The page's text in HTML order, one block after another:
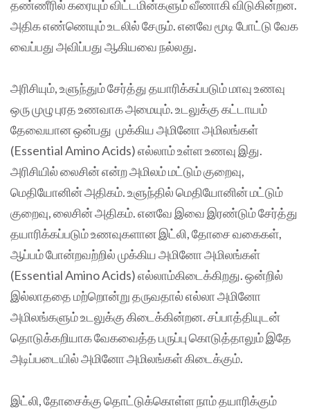
தண்ணீரில் கரையும் விட்டமின்களும் வீணாகி விடுகின்றன.
அதிக எண்ணெயும் உடலில் சேரும். எனவே மூடி போட்டு வேக
வைப்பது அவிப்பது ஆகியவை நல்லது.
அரிசியும், உளுந்தும் சேர்த்து தயாரிக்கப்படும் மாவு உணவு
ஒரு முழு புரத உணவாக அமையும். உடலுக்கு கட்டாயம்
தேவையான ஒன்பது முக்கிய அமினோ அமிலங்கள்
(Essential Amino Acids) எல்லாம் உள்ள உணவு இது.
அரிசியில் லைசின் என்ற அமிலம் மட்டும் குறைவு,
மெதியோனின் அதிகம். உளுந்தில் மெதியோனின் மட்டும்
குறைவு, லைசின் அதிகம். எனவே இவை இரண்டும் சேர்த்து
தயாரிக்கப்படும் உணவுகளான இட்லி, தோசை வகைகள்,
ஆப்பம் போன்றவற்றில் முக்கிய அமினோ அமிலங்கள்
(Essential Amino Acids) எல்லாம்கிடைக்கிறது. ஒன்றில்
இல்லாததை மற்றொன்று தருவதால் எல்லா அமினோ
அமிலங்களும் உடலுக்கு கிடைக்கின்றன. சப்பாத்தியுடன்
தொடுக்கறியாக வேகவைத்த பருப்பு கொடுத்தாலும் இதே
அடிப்படையில் அமினோ அமிலங்கள் கிடைக்கும்.
இட்லி, தோசைக்கு தொட்டுக்கொள்ள நாம் தயாரிக்கும்